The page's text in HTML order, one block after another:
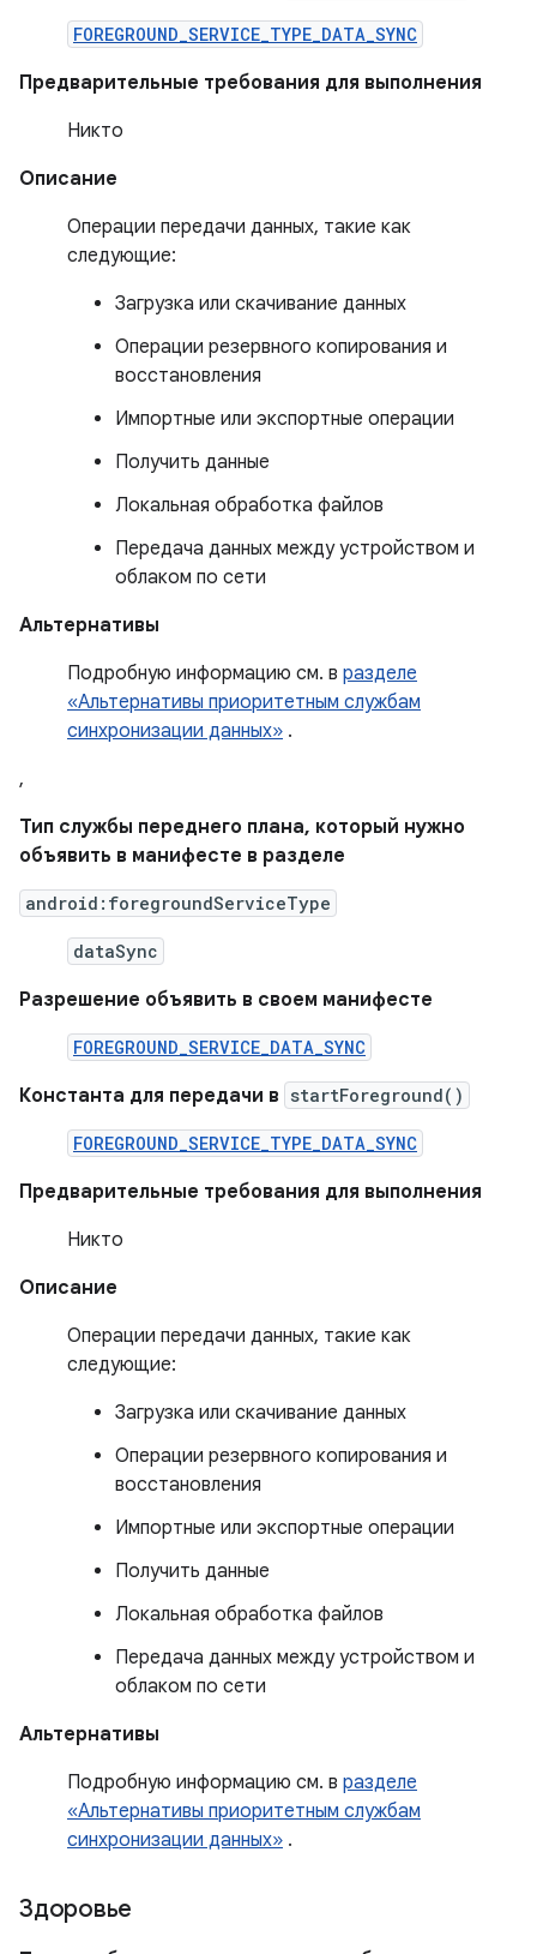
FOREGROUND_SERVICE_TYPE_DATA_SYNC
Предварительные требования для выполнения
Никто
Описание
Операции передачи данных, такие как
следующие:
Загрузка или скачивание данных
Операции резервного копирования и
восстановления
Импортные или экспортные операции
Получить данные
Локальная обработка файлов
Передача данных между устройством и
облаком по сети
Альтернативы
Подробную информацию см. в разделе
«Альтернативы приоритетным службам
синхронизации данных» .
,
Тип службы переднего плана, который нужно
объявить в манифесте в разделе
android:foregroundServiceType
dataSync
Разрешение объявить в своем манифесте
FOREGROUND_SERVICE_DATA_SYNC
Константа для передачи в startForeground()
FOREGROUND_SERVICE_TYPE_DATA_SYNC
Предварительные требования для выполнения
Никто
Описание
Операции передачи данных, такие как
следующие:
Загрузка или скачивание данных
Операции резервного копирования и
восстановления
Импортные или экспортные операции
Получить данные
Локальная обработка файлов
Передача данных между устройством и
облаком по сети
Альтернативы
Подробную информацию см. в разделе
«Альтернативы приоритетным службам
синхронизации данных» .
Здоровье